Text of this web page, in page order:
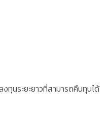
ทุนระยะยาวที่สามารถคืนทุนได้